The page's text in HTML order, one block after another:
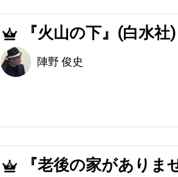
4 『火山の下』(白水社)
陣野 俊史
5
『老後の家があり